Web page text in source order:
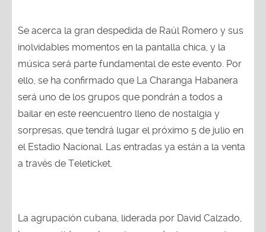
Se acerca la gran despedida de Raúl Romero y sus
inolvidables momentos en la pantalla chica, y la
música será parte fundamental de este evento. Por
ello, se ha confirmado que La Charanga Habanera
será uno de los grupos que pondrán a todos a
bailar en este reencuentro lleno de nostalgia y
sorpresas, que tendrá lugar el próximo 5 de julio en
el Estadio Nacional. Las entradas ya están a la venta
a través de Teleticket.
La agrupación cubana, liderada por David Calzado,